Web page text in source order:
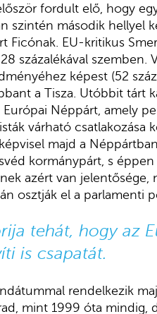
fordult elő, hogy
szintén második hellyel
Ficónak. EU-kritikus
százalékával szemben.
képest (52
a Tisza. Utóbbit tárt
Néppárt, amely
várható csatlakozása
majd a
kormánypárt, s
azért van jelentősége,
osztják el a parlamenti
tehát, hogy az
is csapatát.
rendelkezik
mint 1999 óta mindig,